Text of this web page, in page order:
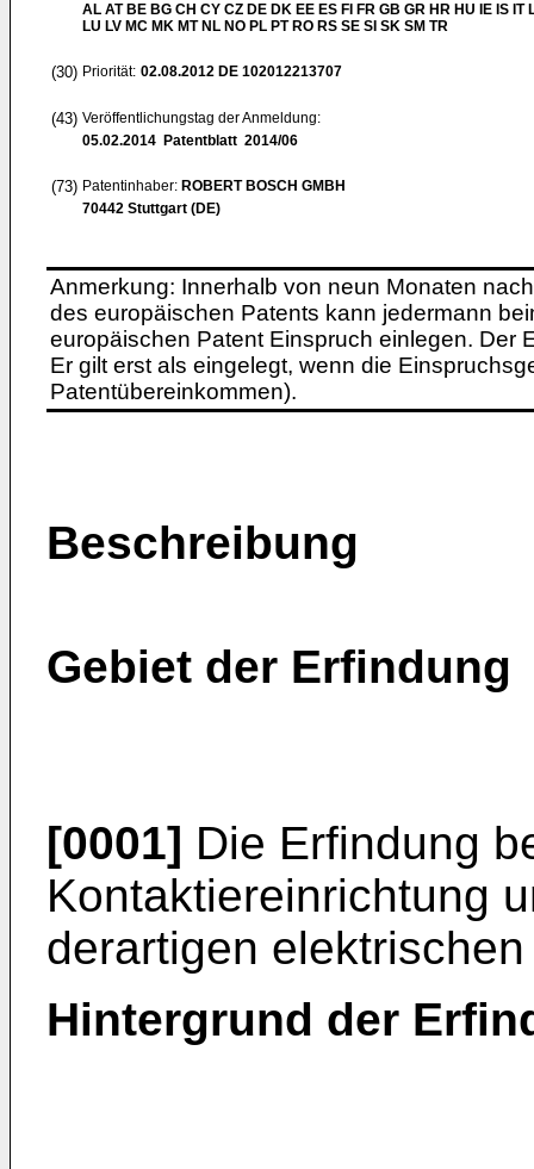
AL AT BE BG CH CY CZ DE DK EE ES FI FR GB GR HR HU IE IS IT
LU LV MC MK MT NL NO PL PT RO RS SE SI SK SM TR
(30) Priorität: 02.08.2012 DE 102012213707
(43) Veröffentlichungstag der Anmeldung:
05.02.2014 Patentblatt 2014/06
(73) Patentinhaber: ROBERT BOSCH GMBH
70442 Stuttgart (DE)
Anmerkung: Innerhalb von neun Monaten
des europäischen Patents kann jedermann
europäischen Patent Einspruch einlegen. Der
Er gilt erst als eingelegt, wenn die
Patentübereinkommen).
Beschreibung
Gebiet der Erfindung
[0001] Die Erfindung
Kontaktiereinrichtung
derartigen
Hintergrund der